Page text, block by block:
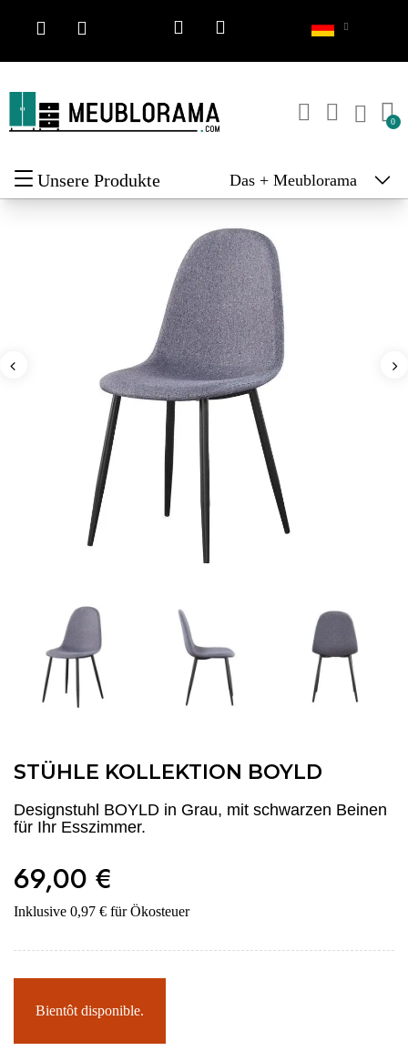
Unsere Produkte Das + Meublorama
STÜHLE KOLLEKTION BOYLD
Designstuhl BOYLD in Grau, mit schwarzen Beinen
für Ihr Esszimmer.
69,00 €
Inklusive 0,97 € für Ökosteuer
Bientôt disponible.